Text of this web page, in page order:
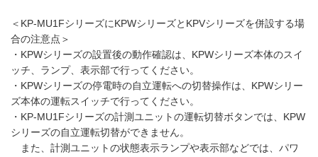
＜KP-MU1FシリーズにKPWシリーズとKPVシリーズを併設する場
合の注意点＞
・KPWシリーズの設置後の動作確認は、KPWシリーズ本体のスイ
ッチ、ランプ、表示部で行ってください。
・KPWシリーズの停電時の自立運転への切替操作は、KPWシリー
ズ本体の運転スイッチで行ってください。
・KP-MU1Fシリーズの計測ユニットの運転切替ボタンでは、KPW
シリーズの自立運転切替ができません。
また、計測ユニットの状態表示ランプや表示部などでは、パワ